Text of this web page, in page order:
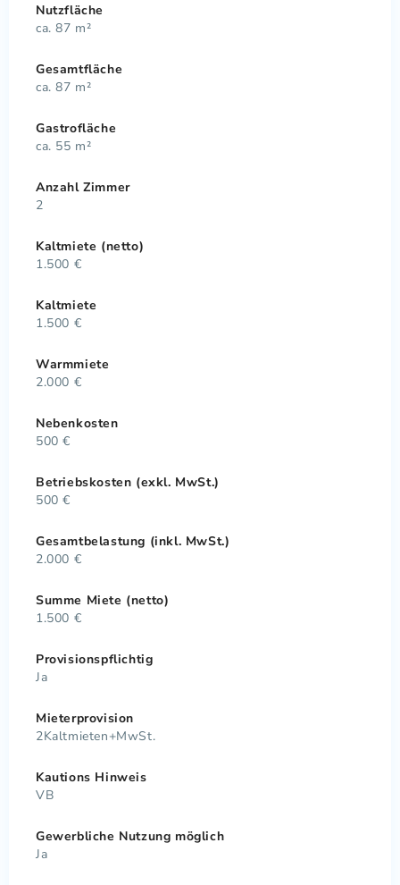
Nutzfläche
ca. 87 m²
Gesamtfläche
ca. 87 m²
Gastrofläche
ca. 55 m²
Anzahl Zimmer
2
Kaltmiete (netto)
1.500 €
Kaltmiete
1.500 €
Warmmiete
2.000 €
Nebenkosten
500 €
Betriebskosten (exkl. MwSt.)
500 €
Gesamtbelastung (inkl. MwSt.)
2.000 €
Summe Miete (netto)
1.500 €
Provisionspflichtig
Ja
Mieterprovision
2Kaltmieten+MwSt.
Kautions Hinweis
VB
Gewerbliche Nutzung möglich
Ja